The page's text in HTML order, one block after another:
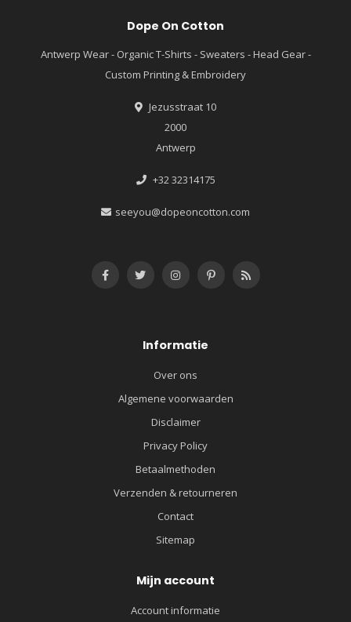
Dope On Cotton
Antwerp Wear - Organic T-Shirts - Sweaters - Head Gear -
Custom Printing & Embroidery
Jezusstraat 10
2000
Antwerp
+32 32314175
seeyou@dopeoncotton.com
Informatie
Over ons
Algemene voorwaarden
Disclaimer
Privacy Policy
Betaalmethoden
Verzenden & retourneren
Contact
Sitemap
Mijn account
Account informatie